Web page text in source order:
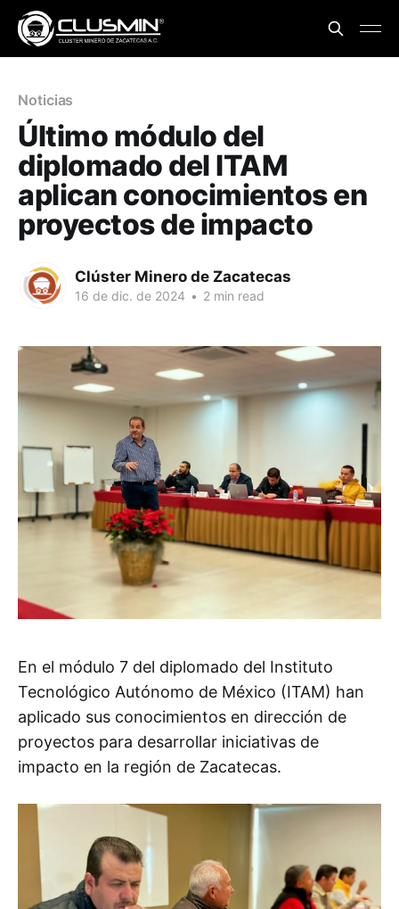
Noticias
Último módulo del
diplomado del ITAM
aplican conocimientos en
proyectos de impacto
Clúster Minero de Zacatecas
16 de dic. de 2024 • 2 min read
En el módulo 7 del diplomado del Instituto
Tecnológico Autónomo de México (ITAM) han
aplicado sus conocimientos en dirección de
proyectos para desarrollar iniciativas de
impacto en la región de Zacatecas.